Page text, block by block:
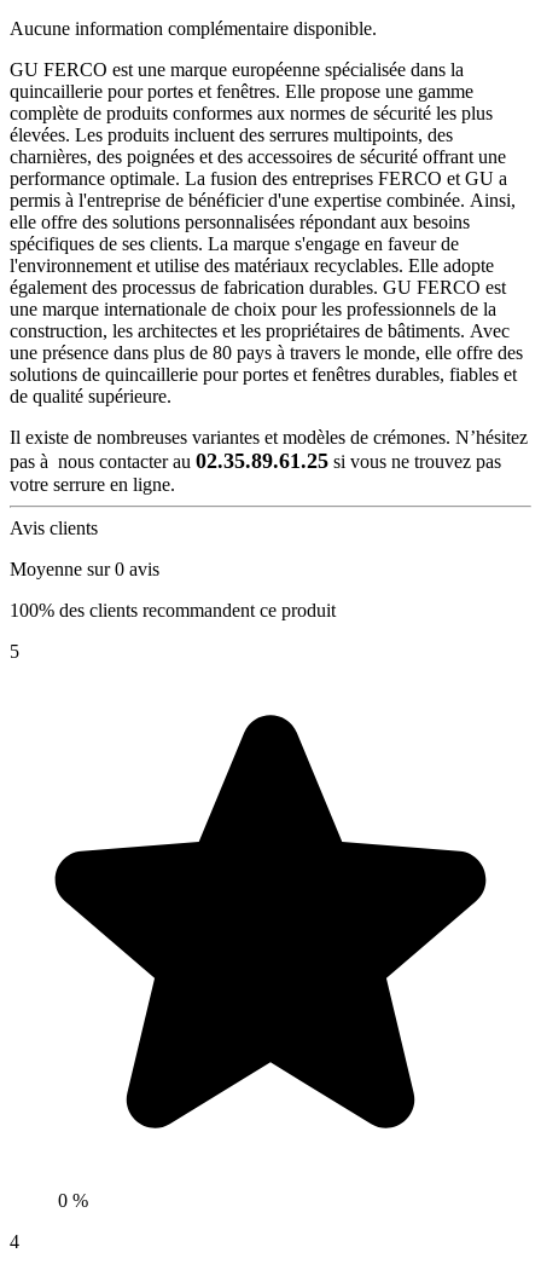
Aucune information complémentaire disponible.
GU FERCO est une marque européenne spécialisée dans la
quincaillerie pour portes et fenêtres. Elle propose une gamme
complète de produits conformes aux normes de sécurité les plus
élevées. Les produits incluent des serrures multipoints, des
charnières, des poignées et des accessoires de sécurité offrant une
performance optimale. La fusion des entreprises FERCO et GU a
permis à l'entreprise de bénéficier d'une expertise combinée. Ainsi,
elle offre des solutions personnalisées répondant aux besoins
spécifiques de ses clients. La marque s'engage en faveur de
l'environnement et utilise des matériaux recyclables. Elle adopte
également des processus de fabrication durables. GU FERCO est
une marque internationale de choix pour les professionnels de la
construction, les architectes et les propriétaires de bâtiments. Avec
une présence dans plus de 80 pays à travers le monde, elle offre des
solutions de quincaillerie pour portes et fenêtres durables, fiables et
de qualité supérieure.
Il existe de nombreuses variantes et modèles de crémones. N’hésitez
pas à nous contacter au 02.35.89.61.25 si vous ne trouvez pas
votre serrure en ligne.
Avis clients
Moyenne sur 0 avis
100% des clients recommandent ce produit
5
0 %
4